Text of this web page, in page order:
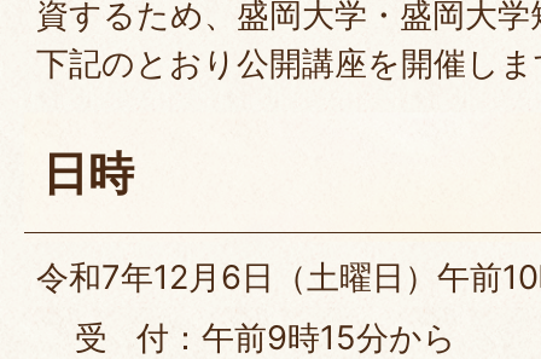
資するため、盛岡大学・盛岡大
下記のとおり公開講座を開催し
日時
令和7年12月6日（土曜日）午前
受 付：午前9時15分から